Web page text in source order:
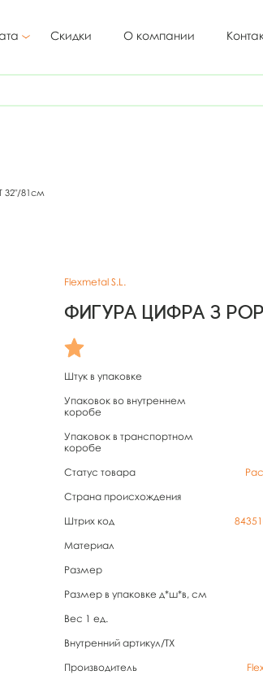
Скидки О компании
32"/81см
Flexmetal S.L.
Фигура Цифра 3
Штук в упаковке
Упаковок во внутреннем
коробе
Упаковок в транспортном
коробе
Статус товара
Страна происхождения
Штрих код
Материал
Размер
Размер в упаковке д*ш*в, см
Вес 1 ед.
Внутренний артикул/TX
Производитель